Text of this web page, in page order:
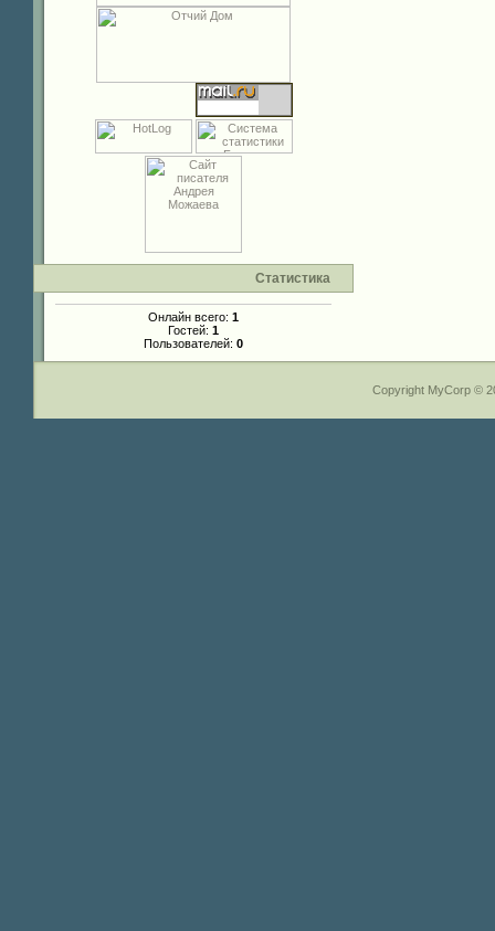
Статистика
Онлайн всего: 1
Гостей: 1
Пользователей: 0
Copyright MyCorp ©